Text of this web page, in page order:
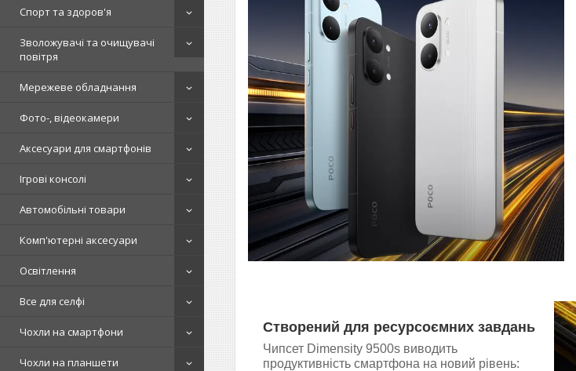
Спорт та здоров'я
Зволожувачі та очищувачі
повітря
Мережеве обладнання
Фото-, відеокамери
Аксесуари для смартфонів
Ігрові консолі
Автомобільні товари
Комп'ютерні аксесуари
Освітлення
Все для селфі
Чохли на смартфони
Чохли на планшети
Створений для ресурсоємних завдань
Чипсет Dimensity 9500s виводить
продуктивність смартфона на новий рівень: